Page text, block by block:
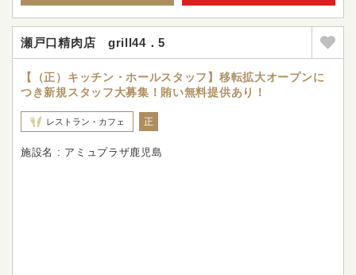
瀬戸口精肉店 grill44．5
【（正）キッチン・ホールスタッフ】移転拡大オープンに
つき新規スタッフ大募集！賄い無料提供あり！
レストラン・カフェ 正
施設名 : アミュプラザ鹿児島